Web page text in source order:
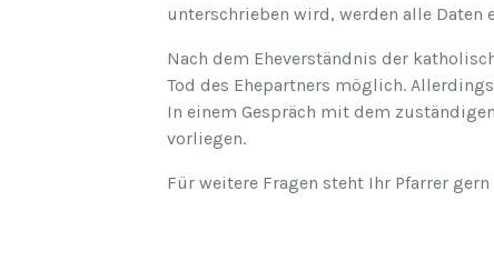
unterschrieben wird, werden alle Daten
Nach dem Eheverständnis der
Tod des Ehepartners möglich.
In einem Gespräch mit dem
vorliegen.
Für weitere Fragen steht Ihr Pfarrer